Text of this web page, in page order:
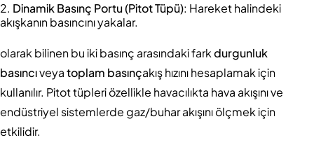
Dinamik Basınç Portu (Pitot Tüpü): Hareket halindeki
akışkanın basıncını yakalar.
olarak bilinen bu iki basınç arasındaki farkdurgunluk
basıncıveyatoplam basınçakış hızını hesaplamak için
kullanılır. Pitot tüpleri özellikle havacılıkta hava akışını ve
endüstriyel sistemlerde gaz/buhar akışını ölçmek için
etkilidir.